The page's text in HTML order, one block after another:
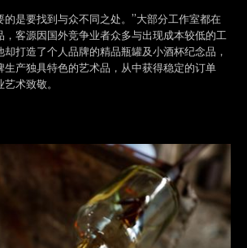
是要找到与众不同之处。”大部分工作室都在
，客源因国外竞争业者众多与出现成本较低的工
打造了个人品牌的精品瓶罐及小酒杯纪念品，
生产独具特色的艺术品，从中获得稳定的订单
术致敬。